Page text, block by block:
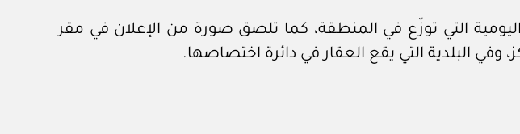
التي توزّع في المنطقة، كما تلصق صورة من الإعلان في مقر
وفي البلدية التي يقع العقار في دائرة اختصاصها.